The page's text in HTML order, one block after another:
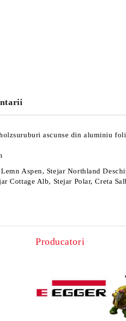
ascunse din aluminiu
Aspen, Stejar Northland
Cottage Alb, Stejar Polar, Creta
Producatori